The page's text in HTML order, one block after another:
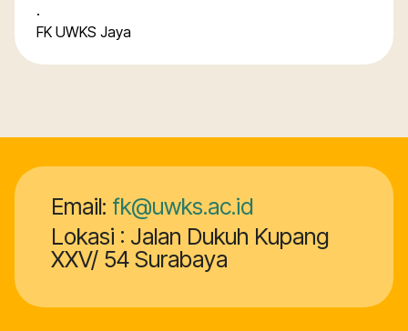
.
FK UWKS Jaya
Email: fk@uwks.ac.id
Lokasi : Jalan Dukuh Kupang
XXV/ 54 Surabaya